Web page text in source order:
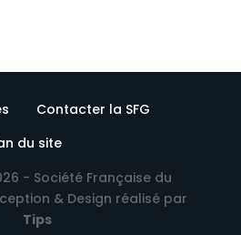
Contacter la SFG
du site
- Société Française du
& Design réalisé par
Tips